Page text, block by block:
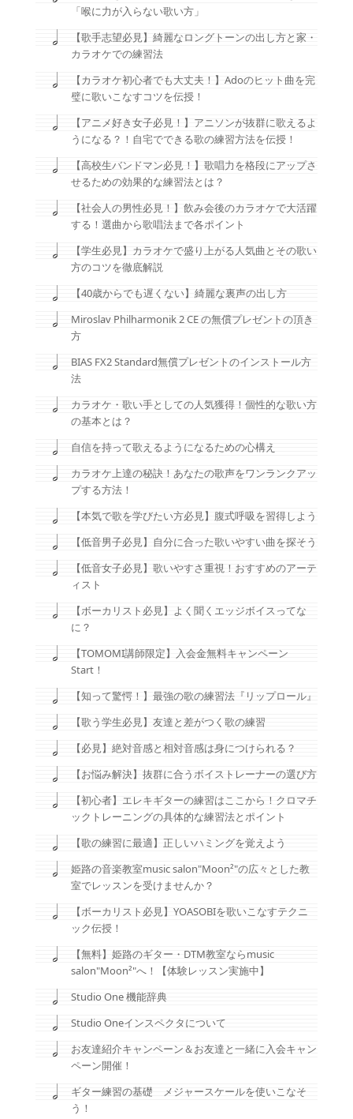
「喉に力が入らない歌い方」
【歌手志望必見】綺麗なロングトーンの出し方と家・
カラオケでの練習法
【カラオケ初心者でも大丈夫！】Adoのヒット曲を完
璧に歌いこなすコツを伝授！
【アニメ好き女子必見！】アニソンが抜群に歌えるよ
うになる？！自宅でできる歌の練習方法を伝授！
【高校生バンドマン必見！】歌唱力を格段にアップさ
せるための効果的な練習法とは？
【社会人の男性必見！】飲み会後のカラオケで大活躍
する！選曲から歌唱法まで各ポイント
【学生必見】カラオケで盛り上がる人気曲とその歌い
方のコツを徹底解説
【40歳からでも遅くない】綺麗な裏声の出し方
Miroslav Philharmonik 2 CE の無償プレゼントの頂き
方
BIAS FX2 Standard無償プレゼントのインストール方
法
カラオケ・歌い手としての人気獲得！個性的な歌い方
の基本とは？
自信を持って歌えるようになるための心構え
カラオケ上達の秘訣！あなたの歌声をワンランクアッ
プする方法！
【本気で歌を学びたい方必見】腹式呼吸を習得しよう
【低音男子必見】自分に合った歌いやすい曲を探そう
【低音女子必見】歌いやすさ重視！おすすめのアーテ
ィスト
【ボーカリスト必見】よく聞くエッジボイスってな
に？
【TOMOMI講師限定】入会金無料キャンペーン
Start！
【知って驚愕！】最強の歌の練習法『リップロール』
【歌う学生必見】友達と差がつく歌の練習
【必見】絶対音感と相対音感は身につけられる？
【お悩み解決】抜群に合うボイストレーナーの選び方
【初心者】エレキギターの練習はここから！クロマチ
ックトレーニングの具体的な練習法とポイント
【歌の練習に最適】正しいハミングを覚えよう
姫路の音楽教室music salon"Moon²"の広々とした教
室でレッスンを受けませんか？
【ボーカリスト必見】YOASOBIを歌いこなすテクニ
ック伝授！
【無料】姫路のギター・DTM教室ならmusic
salon"Moon²"へ！【体験レッスン実施中】
Studio One 機能辞典
Studio Oneインスペクタについて
お友達紹介キャンペーン＆お友達と一緒に入会キャン
ペーン開催！
ギター練習の基礎 メジャースケールを使いこなそ
う！